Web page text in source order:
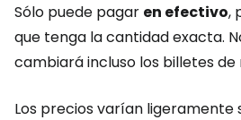
Sólo puede pagar en efectivo,
que tenga la cantidad exacta.
cambiará incluso los billetes de
Los precios varían ligeramente